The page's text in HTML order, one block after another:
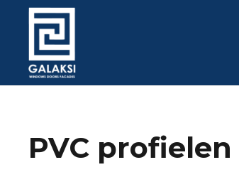
PVC profielen